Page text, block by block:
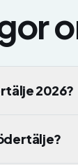
2026?